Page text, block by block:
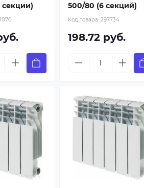
секции)
500/80 (6 секций)
Код товара: 297734
198.72 руб.